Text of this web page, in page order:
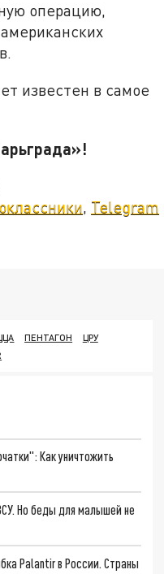
операцию,
известен в самое
, Telegram
ПЕНТАГОН
ЦРУ
Как уничтожить
Но беды для малышей не
Palantir в России. Страны